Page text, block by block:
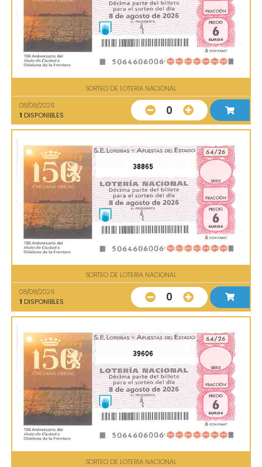
SORTEO DE LOTERIA NACIONAL
08/08/2026
1 DISPONIBLES 0
38865
SORTEO DE LOTERIA NACIONAL
08/08/2026
1 DISPONIBLES 0
39606
SORTEO DE LOTERIA NACIONAL